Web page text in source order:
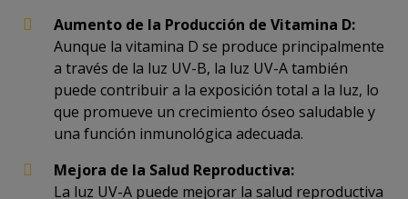
Aumento de la Producción de Vitamina D:
Aunque la vitamina D se produce principalmente
a través de la luz UV-B, la luz UV-A también
puede contribuir a la exposición total a la luz, lo
que promueve un crecimiento óseo saludable y
una función inmunológica adecuada.
Mejora de la Salud Reproductiva:
La luz UV-A puede mejorar la salud reproductiva